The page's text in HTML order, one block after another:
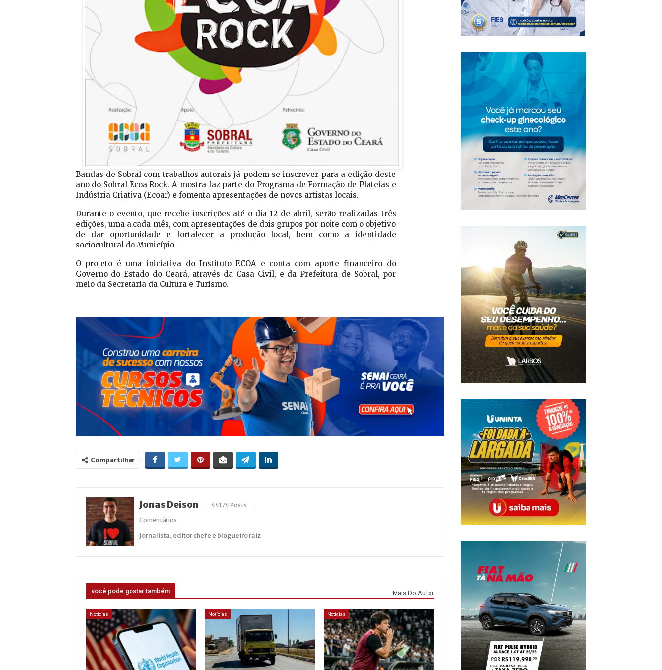
Bandas de Sobral com trabalhos autorais já podem se inscrever para a edição deste
ano do Sobral Ecoa Rock. A mostra faz parte do Programa de Formação de Plateias e
Indústria Criativa (Ecoar) e fomenta apresentações de novos artistas locais.
Durante o evento, que recebe inscrições até o dia 12 de abril, serão realizadas três
edições, uma a cada mês, com apresentações de dois grupos por noite com o objetivo
de dar oportunidade e fortalecer a produção local, bem como a identidade
sociocultural do Município.
O projeto é uma iniciativa do Instituto ECOA e conta com aporte financeiro do
Governo do Estado do Ceará, através da Casa Civil, e da Prefeitura de Sobral, por
meio da Secretaria da Cultura e Turismo.
Compartilhar
Jonas Deison
44174 Posts
Comentários
Jornalista, editor chefe e blogueiro raiz
você pode gostar também Mais Do Autor
Notícias Notícias Notícias